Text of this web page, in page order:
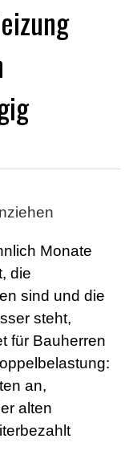
Monate
die
sind und die
steht,
für Bauherren
an,
alten